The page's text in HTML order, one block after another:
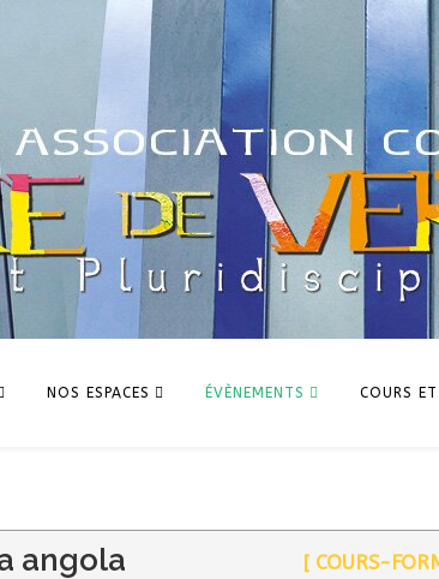
NOS ESPACES ÉVÈNEMENTS COURS
angola
[ COURS-